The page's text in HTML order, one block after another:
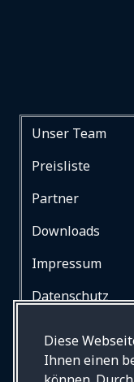
Diese
Ihnen einen
Unser Team
Preisliste
Partner
Downloads
Impressum
Datenschutz